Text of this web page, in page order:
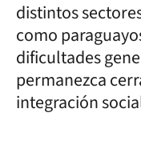
distintos
como
dificultades
permanezca
integración